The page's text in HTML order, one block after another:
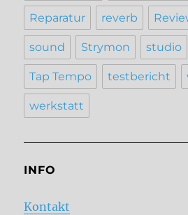
Reparatur reverb
sound Strymon studio
Tap Tempo testbericht
werkstatt
INFO
Kontakt